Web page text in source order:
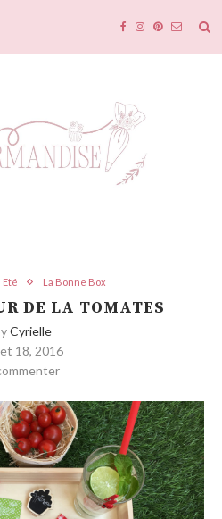
Eté La Bonne Box
DE LA TOMATES
Cyrielle
18, 2016